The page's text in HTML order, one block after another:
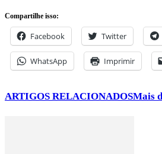
Compartilhe isso:
Facebook Twitter
WhatsApp Imprimir
ARTIGOS RELACIONADOSMais